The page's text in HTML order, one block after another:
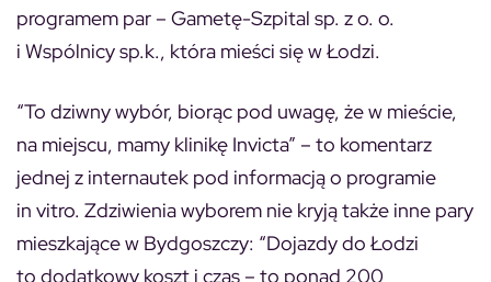
programem par – Gametę-Szpital sp. z o. o.
i Wspólnicy sp.k., która mieści się w Łodzi.
“To dziwny wybór, biorąc pod uwagę, że w mieście,
na miejscu, mamy klinikę Invicta” – to komentarz
jednej z internautek pod informacją o programie
in vitro. Zdziwienia wyborem nie kryją także inne pary
mieszkające w Bydgoszczy: “Dojazdy do Łodzi
to dodatkowy koszt i czas – to ponad 200